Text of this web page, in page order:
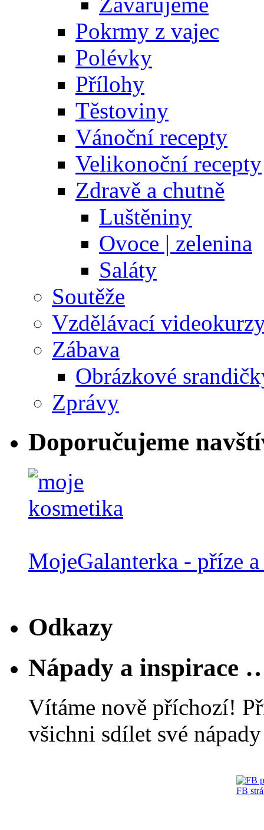
Pokrmy z vajec
Polévky
Přílohy
Těstoviny
Vánoční recepty
Velikonoční recepty
Zdravě a chutně
Luštěniny
Ovoce | zelenina
Saláty
Soutěže
Vzdělávací
Zábava
Obrázkové
Zprávy
Doporučujeme
MojeGalanterka - příze
Odkazy
Nápady a inspirace
Vítáme nově příchozí!
všichni sdílet své
FB